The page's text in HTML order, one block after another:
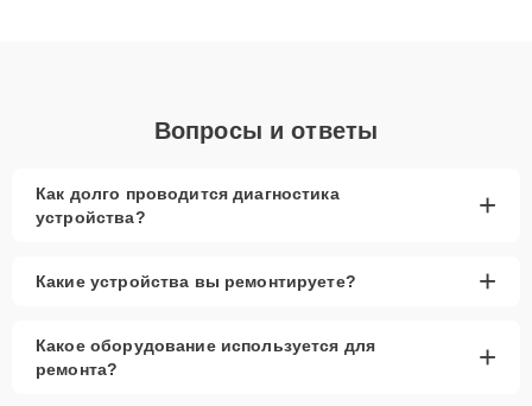
Вопросы и ответы
Как долго проводится диагностика
устройства?
+
Какие устройства вы ремонтируете? +
Какое оборудование используется для
ремонта?
+